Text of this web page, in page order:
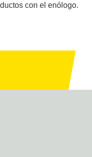
con el enólogo.